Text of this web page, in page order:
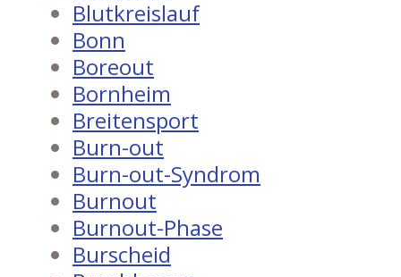
Blutkreislauf
Bonn
Boreout
Bornheim
Breitensport
Burn-out
Burn-out-Syndrom
Burnout
Burnout-Phase
Burscheid